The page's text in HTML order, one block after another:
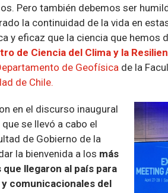
Pero también debemos ser
la continuidad de la vida en
y eficaz que la ciencia que hemos
de Ciencia del Clima y la
de Geofísica de la
de Chile.
en el discurso inaugural
se llevó a cabo el
de Gobierno de la
la bienvenida a los más
llegaron al país para
comunicacionales del